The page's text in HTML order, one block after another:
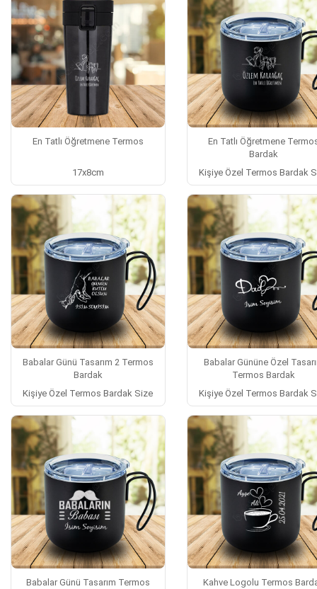
En Tatlı Öğretmene Termos
17x8cm
En Tatlı Öğretmene
Bardak
Kişiye Özel Termos Bardak
Babalar Günü Tasarım 2 Termos
Bardak
Kişiye Özel Termos Bardak Size
Babalar Gününe Özel
Termos Bardak
Kişiye Özel Termos Bardak
Babalar Günü Tasarım Termos
Kahve Logolu Termos